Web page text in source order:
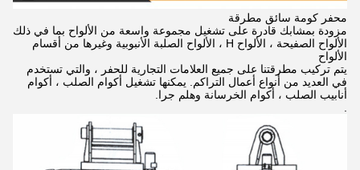
محفر كومة سائق مطرقة
مزودة بمشابك قادرة على تشغيل مجموعة واسعة من الألواح بما في ذلك
الألواح الصفيحة ، الألواح H ، الألواح الصلبة الأنبوبية وغيرها من أقسام
الألواح
يتم تركيب مطرقتنا على جميع العلامات التجارية للحفر ، والتي تستخدم
في العديد من أنواع أعمال التراكم. يمكنها تشغيل أكوام الصلب ، أكوام
أنابيب الصلب ، أكوام الخرسانة وهلم جرا.